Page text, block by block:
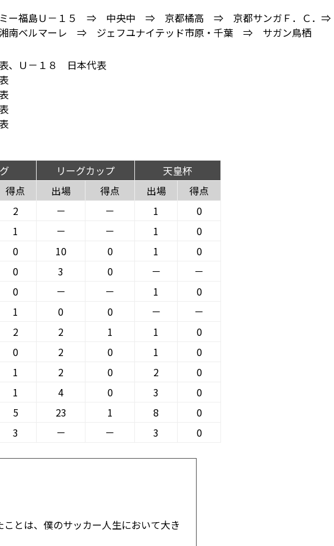
ー福島Ｕ－１５ ⇒ 中央中 ⇒ 京都橘高 ⇒ 京都サンガＦ．Ｃ．⇒
南ベルマーレ ⇒ ジェフユナイテッド市原・千葉 ⇒ サガン鳥栖
、Ｕ－１８ 日本代表
リーグカップ
天皇杯
得点 出場 得点 出場
得点
2 － － 1
0
1 － － 1
0
0 10 0 1
0
0 3 0 －
－
0 － － 1
0
1 0 0 －
－
2 2 1 1
0
0 2 0 1
0
1 2 0 2
0
1 4 0 3
0
5 23 1 8
0
3 － － 3 0
とは、僕のサッカー人生において大き